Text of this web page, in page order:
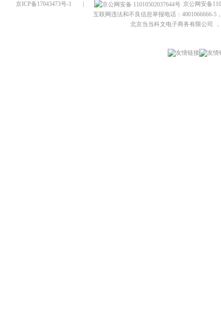
京ICP备17043473号-1
京公网安备
互联网违法和不良信息举报电话：4001066666-5
北京当当科文电子商务有限公司